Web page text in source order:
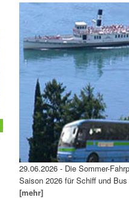
29.06.2026 - Die Sommer-
Saison 2026 für Schiff und
[mehr]